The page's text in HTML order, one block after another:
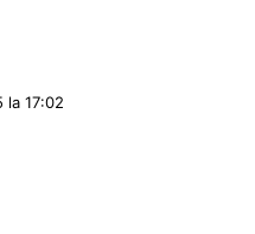
la 17:02